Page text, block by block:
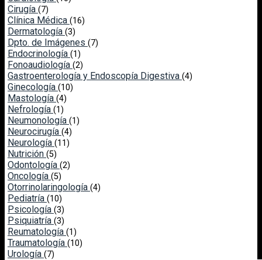
Cirugía (7)
Clínica Médica (16)
Dermatología (3)
Dpto. de Imágenes (7)
Endocrinología (1)
Fonoaudiología (2)
Gastroenterología y Endoscopía Digestiva (4)
Ginecología (10)
Mastología (4)
Nefrología (1)
Neumonología (1)
Neurocirugía (4)
Neurología (11)
Nutrición (5)
Odontología (2)
Oncología (5)
Otorrinolaringología (4)
Pediatría (10)
Psicología (3)
Psiquiatría (3)
Reumatología (1)
Traumatología (10)
Urología (7)